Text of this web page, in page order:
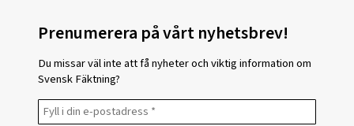
Prenumerera på vårt nyhetsbrev!
Du missar väl inte att få nyheter och viktig information om
Svensk Fäktning?